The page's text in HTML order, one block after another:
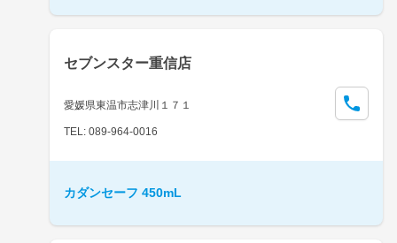
セブンスター重信店
愛媛県東温市志津川１７１
TEL: 089-964-0016
カダンセーフ 450mL